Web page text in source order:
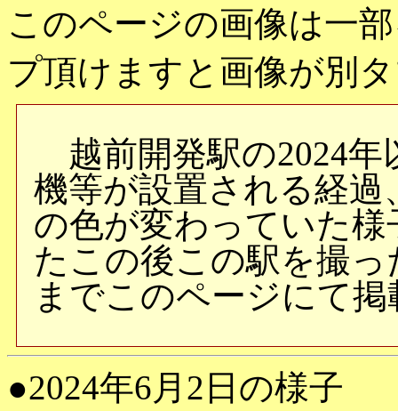
このページの画像は一
プ頂けますと画像が別
越前開発駅の2024年
機等が設置される経過
の色が変わっていた
たこの後この駅を撮
までこのページにて
●2024年6月2日の様子